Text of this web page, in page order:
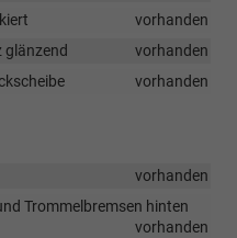
vorhanden
glänzend
vorhanden
vorhanden
vorhanden
Trommelbremsen hinten
vorhanden